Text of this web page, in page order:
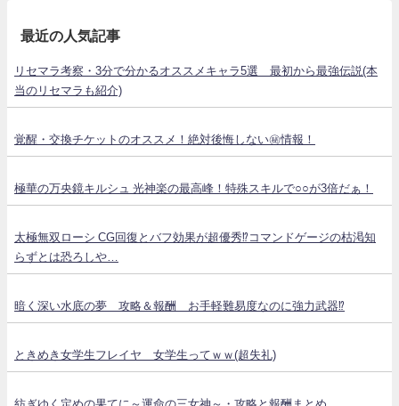
最近の人気記事
リセマラ考察・3分で分かるオススメキャラ5選 最初から最強伝説(本
当のリセマラも紹介)
覚醒・交換チケットのオススメ！絶対後悔しない㊙情報！
極華の万央鏡キルシュ 光神楽の最高峰！特殊スキルで○○が3倍だぁ！
太極無双ローシ CG回復とバフ効果が超優秀⁉コマンドゲージの枯渇知
らずとは恐ろしや…
暗く深い水底の夢 攻略＆報酬 お手軽難易度なのに強力武器⁉
ときめき女学生フレイヤ 女学生ってｗｗ(超失礼)